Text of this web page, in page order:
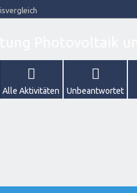
Alle Aktivitäten Unbeantwortet